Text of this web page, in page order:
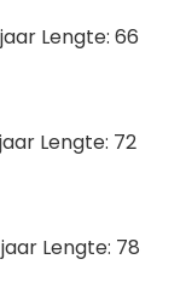
Lengte: 66
Lengte: 72
Lengte: 78